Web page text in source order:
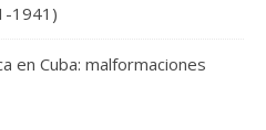
1941)
en Cuba: malformaciones